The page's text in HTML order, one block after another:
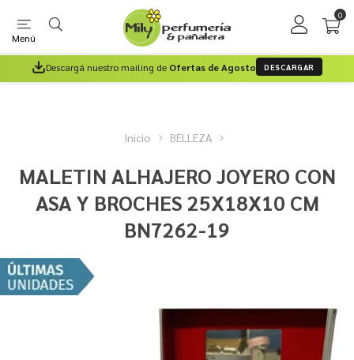
Menú
0
Descargá nuestro mailing de Ofertas de Agosto DESCARGAR
Inicio BELLEZA
MALETIN ALHAJERO JOYERO CON
ASA Y BROCHES 25X18X10 CM
BN7262-19